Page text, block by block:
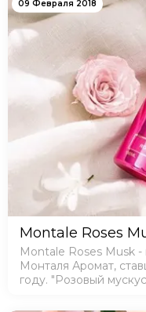
являются…
09 Февраля 2018
Montale Roses
Montale Roses Musk
Монталя Аромат,
году. "Розовый
древесной амбры.